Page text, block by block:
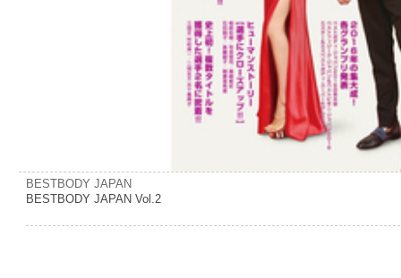
BESTBODY JAPAN
BESTBODY JAPAN Vol.2